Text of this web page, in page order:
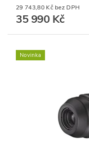
29 743,80 Kč bez DPH
35 990 Kč
Novinka